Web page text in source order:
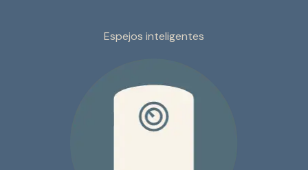
Espejos inteligentes